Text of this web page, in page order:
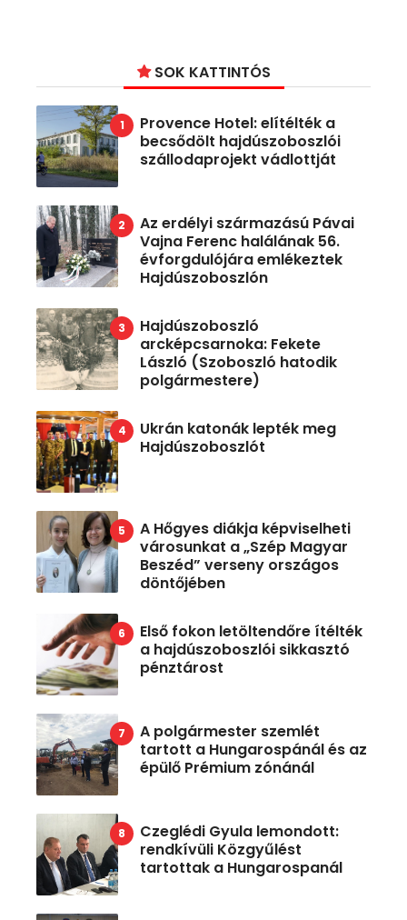
SOK KATTINTÓS
Provence Hotel: elítélték a
becsődölt hajdúszoboszlói
szállodaprojekt vádlottját
Az erdélyi származású Pávai
Vajna Ferenc halálának 56.
évforgdulójára emlékeztek
Hajdúszoboszlón
Hajdúszoboszló
arcképcsarnoka: Fekete
László (Szoboszló hatodik
polgármestere)
Ukrán katonák lepték meg
Hajdúszoboszlót
A Hőgyes diákja képviselheti
városunkat a „Szép Magyar
Beszéd” verseny országos
döntőjében
Első fokon letöltendőre ítélték
a hajdúszoboszlói sikkasztó
pénztárost
A polgármester szemlét
tartott a Hungarospánál és az
épülő Prémium zónánál
Czeglédi Gyula lemondott:
rendkívüli Közgyűlést
tartottak a Hungarospanál